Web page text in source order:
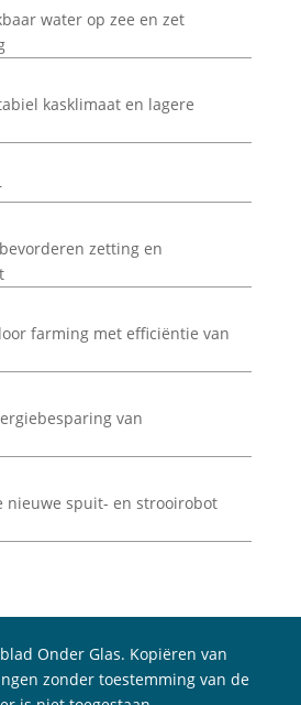
water op zee en zet
kasklimaat en lagere
zetting en
farming met efficiëntie van
van
nieuwe spuit- en strooirobot
Onder Glas. Kopiëren van
zonder toestemming van de